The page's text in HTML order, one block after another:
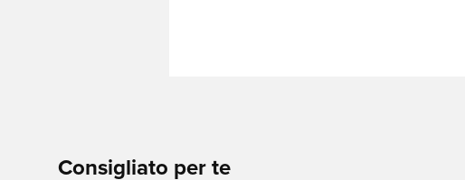
Consigliato per te